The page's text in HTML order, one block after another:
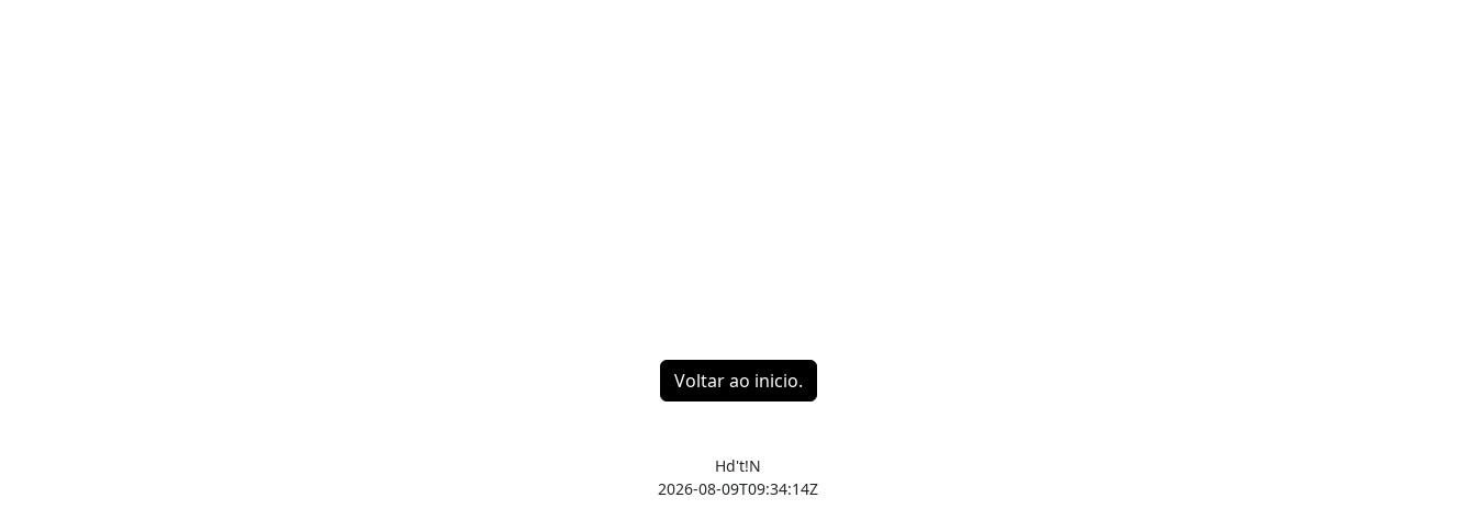
Voltar ao inicio.
Hd't!N
2026-08-09T09:34:14Z